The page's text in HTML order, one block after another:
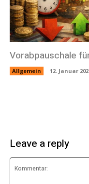
Vorabpauschale
Allgemein 12. Januar
Leave a reply